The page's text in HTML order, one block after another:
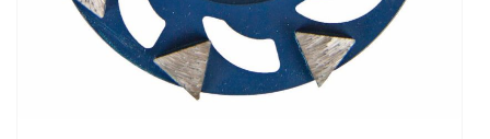
Diamantschleifteller Typ Rapid-K, blau, Ø 125 mm